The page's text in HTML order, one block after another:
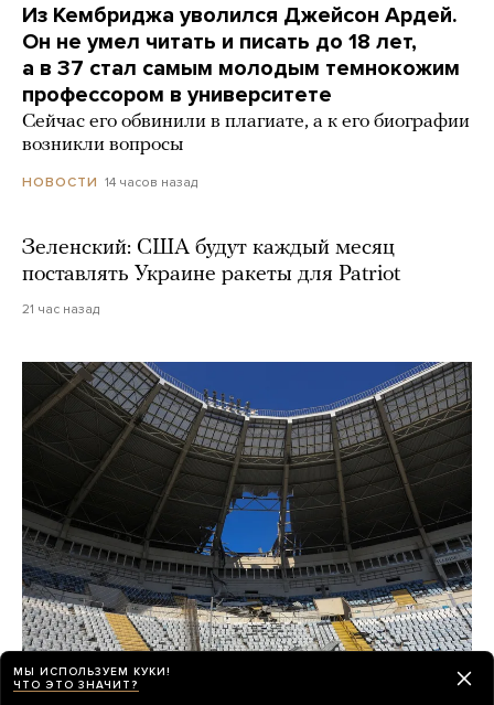
Из Кембриджа уволился Джейсон Ардей.
Он не умел читать и писать до 18 лет,
а в 37 стал самым молодым темнокожим
профессором в университете
Сейчас его обвинили в плагиате, а к его биографии
возникли вопросы
НОВОСТИ 14 часов назад
Зеленский: США будут каждый месяц
поставлять Украине ракеты для Patriot
21 час назад
Война
МЫ ИСПОЛЬЗУЕМ КУКИ!
ЧТО ЭТО ЗНАЧИТ?